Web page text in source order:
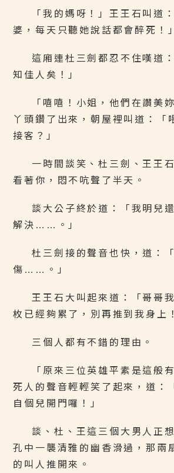
「我的媽呀！」王王石叫道
婆，每天只聽她說話都會醉死！」
這廂連杜三劍都忍不住嘆道
知佳人矣！」
「嘻嘻！小姐，他們在讚美
丫頭鑽了出來，朝屋裡叫道：「
接客？」
一時間談笑、杜三劍、王王
看著你，悶不吭聲了半天。
談大公子終於道：「我明兒
解決……。」
杜三劍接的聲音也快，道：
傷……。」
王王石大叫起來道：「哥哥
枚已經夠累了，別再推到我身上
三個人都有不錯的理由。
「原來三位英雄平素是這般
死人的聲音輕輕笑了起來，道：
自個兒開門囉！」
談、杜、王這三個大男人正
孔中一襲清雅的幽香滑過，那兩
的叫人推開來。